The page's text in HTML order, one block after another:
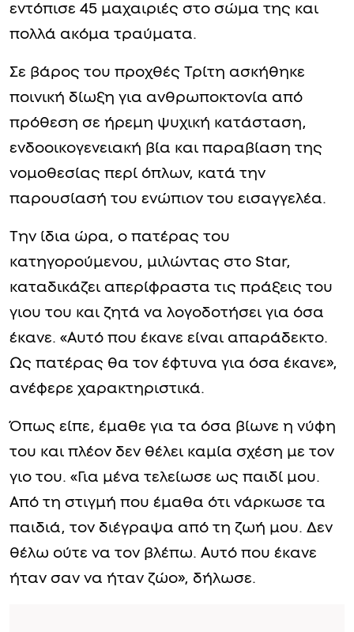
εντόπισε 45 μαχαιριές στο σώμα της και
πολλά ακόμα τραύματα.
Σε βάρος του προχθές Τρίτη ασκήθηκε
ποινική δίωξη για ανθρωποκτονία από
πρόθεση σε ήρεμη ψυχική κατάσταση,
ενδοοικογενειακή βία και παραβίαση της
νομοθεσίας περί όπλων, κατά την
παρουσίασή του ενώπιον του εισαγγελέα.
Την ίδια ώρα, ο πατέρας του
κατηγορούμενου, μιλώντας στο Star,
καταδικάζει απερίφραστα τις πράξεις του
γιου του και ζητά να λογοδοτήσει για όσα
έκανε. «Αυτό που έκανε είναι απαράδεκτο.
Ως πατέρας θα τον έφτυνα για όσα έκανε»,
ανέφερε χαρακτηριστικά.
Όπως είπε, έμαθε για τα όσα βίωνε η νύφη
του και πλέον δεν θέλει καμία σχέση με τον
γιο του. «Για μένα τελείωσε ως παιδί μου.
Από τη στιγμή που έμαθα ότι νάρκωσε τα
παιδιά, τον διέγραψα από τη ζωή μου. Δεν
θέλω ούτε να τον βλέπω. Αυτό που έκανε
ήταν σαν να ήταν ζώο», δήλωσε.